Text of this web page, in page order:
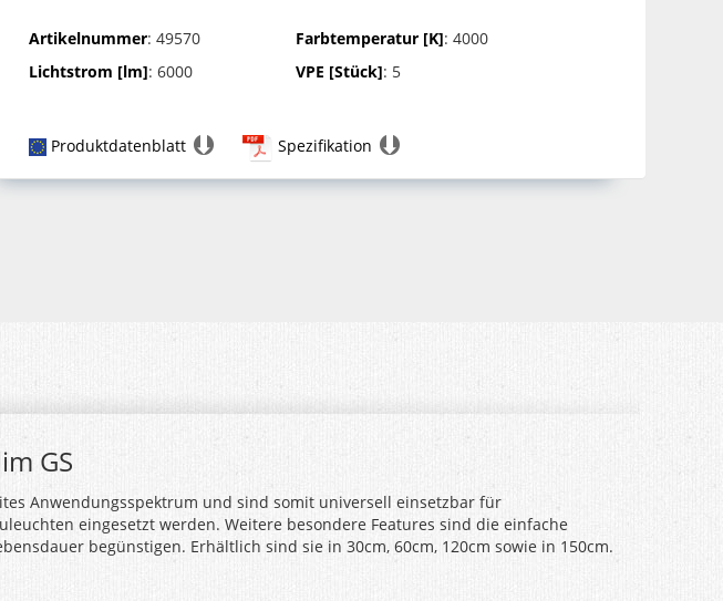
Artikelnummer: 49570 Farbtemperatur [K]: 4000
Lichtstrom [lm]: 6000 VPE [Stück]: 5
Produktdatenblatt Spezifikation
GS
Anwendungsspektrum und sind somit universell einsetzbar für
eingesetzt werden. Weitere besondere Features sind die einfache
begünstigen. Erhältlich sind sie in 30cm, 60cm, 120cm sowie in 150cm.